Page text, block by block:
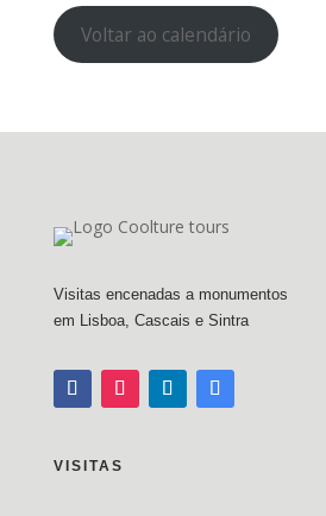
Voltar ao calendário
Visitas encenadas a monumentos
em Lisboa, Cascais e Sintra
VISITAS